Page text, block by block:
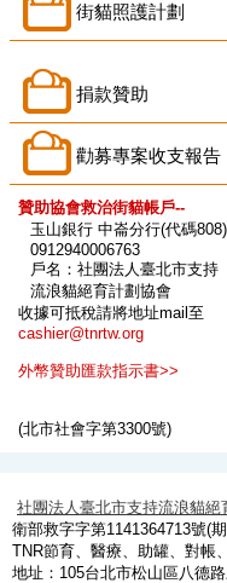
街貓照護計劃
捐款贊助
勸募專案收支報告
贊助協會救治街貓帳戶--
玉山銀行 中崙分行(代碼808)
0912940006763
戶名：社團法人臺北市支持
流浪貓絕育計劃協會
收據可抵稅請將地址mail至
cashier@tnrtw.org
外幣贊助匯款指示書>>
(北市社會字第3300號)
社團法人臺北市支持流浪貓絕
衛部救字字第1141364713號(
TNR節育、醫療、助罐、對帳
地址：105台北市松山區八德